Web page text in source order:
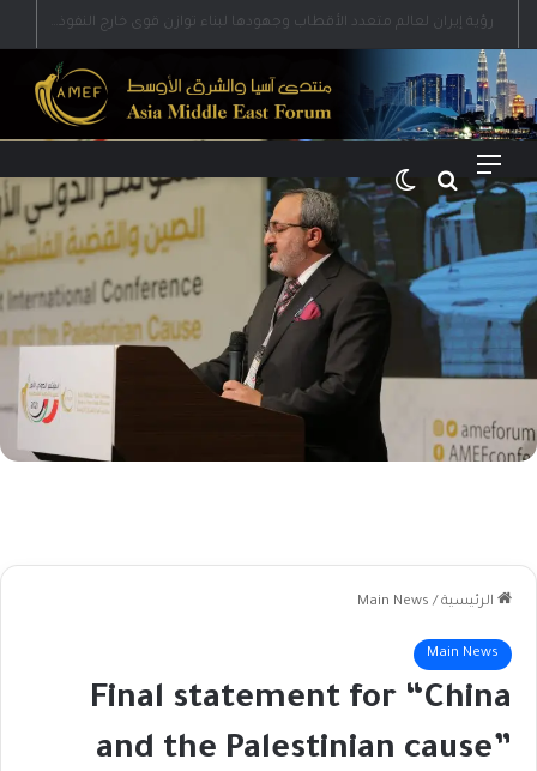
القائمة بحث عن
الرئيسية /
Main News
Main News
Final statement for “China
and the Palestinian cause”